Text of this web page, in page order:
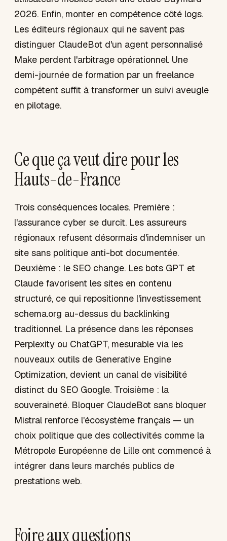
2026. Enfin, monter en compétence côté logs.
Les éditeurs régionaux qui ne savent pas
distinguer ClaudeBot d'un agent personnalisé
Make perdent l'arbitrage opérationnel. Une
demi-journée de formation par un freelance
compétent suffit à transformer un suivi aveugle
en pilotage.
Ce que ça veut dire pour les
Hauts-de-France
Trois conséquences locales. Première :
l'assurance cyber se durcit. Les assureurs
régionaux refusent désormais d'indemniser un
site sans politique anti-bot documentée.
Deuxième : le SEO change. Les bots GPT et
Claude favorisent les sites en contenu
structuré, ce qui repositionne l'investissement
schema.org au-dessus du backlinking
traditionnel. La présence dans les réponses
Perplexity ou ChatGPT, mesurable via les
nouveaux outils de Generative Engine
Optimization, devient un canal de visibilité
distinct du SEO Google. Troisième : la
souveraineté. Bloquer ClaudeBot sans bloquer
Mistral renforce l'écosystème français — un
choix politique que des collectivités comme la
Métropole Européenne de Lille ont commencé à
intégrer dans leurs marchés publics de
prestations web.
Foire aux questions